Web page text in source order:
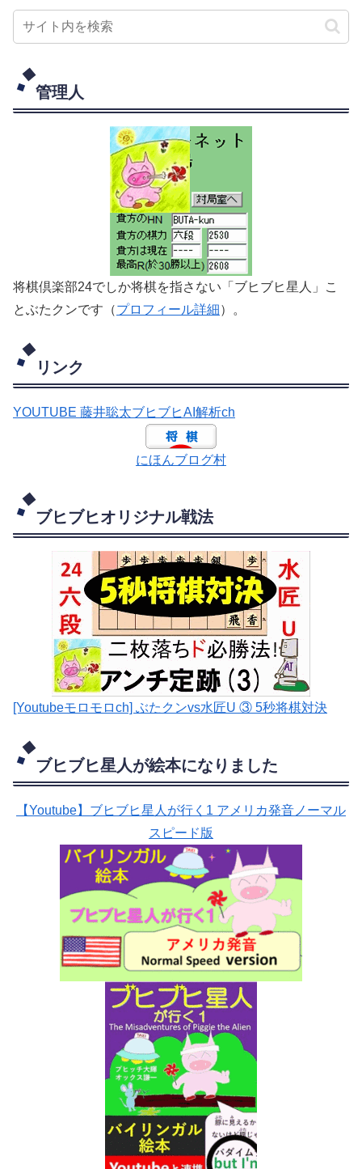
管理人
将棋倶楽部24でしか将棋を指さない「ブヒブヒ星人」こ
とぶたクンです（プロフィール詳細）。
リンク
YOUTUBE 藤井聡太ブヒブヒAI解析ch
にほんブログ村
ブヒブヒオリジナル戦法
[Youtubeモロモロch] ぶたクンvs水匠U ③ 5秒将棋対決
ブヒブヒ星人が絵本になりました
【Youtube】ブヒブヒ星人が行く1 アメリカ発音ノーマル
スピード版